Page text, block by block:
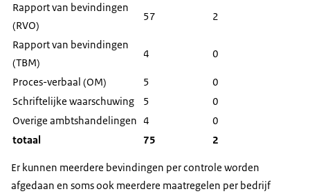
Rapport van bevindingen
(RVO)
57 2
Rapport van bevindingen
(TBM)
4 0
Proces-verbaal (OM) 5
0
Schriftelijke waarschuwing
5
0
Overige ambtshandelingen 4
0
totaal
75 2
Er kunnen meerdere bevindingen per controle worden
afgedaan en soms ook meerdere maatregelen per bedrijf